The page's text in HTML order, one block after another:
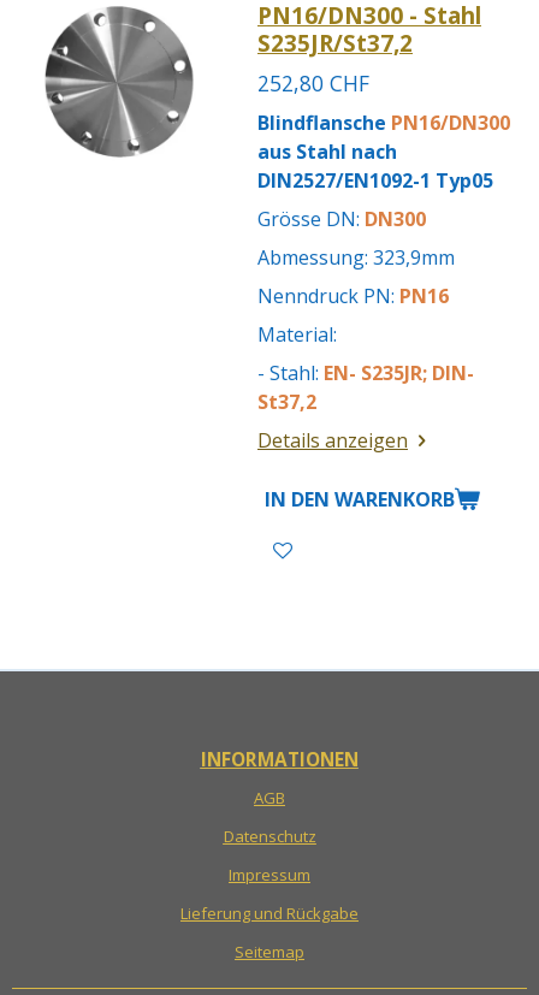
PN16/DN300 - Stahl
S235JR/St37,2
252,80 CHF
Blindflansche PN16/DN300
aus Stahl nach
DIN2527/EN1092-1 Typ05
Grösse DN: DN300
Abmessung: 323,9mm
Nenndruck PN: PN16
Material:
- Stahl: EN- S235JR; DIN-
St37,2
Details anzeigen
IN DEN WARENKORB
INFORMATIONEN
AGB
Datenschutz
Impressum
Lieferung und Rückgabe
Seitemap